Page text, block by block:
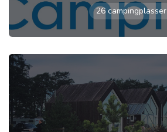
26 campingplasser